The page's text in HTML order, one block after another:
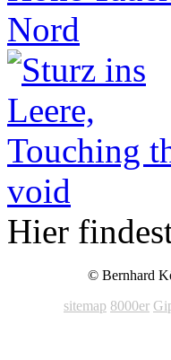
Hier
© Bernhard
sitemap 8000er